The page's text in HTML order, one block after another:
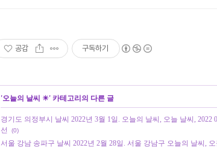
공감 구독하기
'오늘의 날씨 ☀' 카테고리의 다른 글
경기도 의정부시 날씨 2022년 3월 1일. 오늘의 날씨, 오늘 날씨, 2022
선
(0)
서울 강남 송파구 날씨 2022년 2월 28일. 서울 강남구 오늘의 날씨,